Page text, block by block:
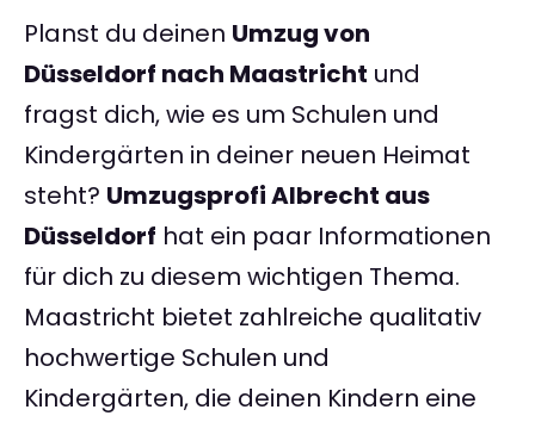
Planst du deinen Umzug von
Düsseldorf nach Maastricht und
fragst dich, wie es um Schulen und
Kindergärten in deiner neuen Heimat
steht? Umzugsprofi Albrecht aus
Düsseldorf hat ein paar Informationen
für dich zu diesem wichtigen Thema.
Maastricht bietet zahlreiche qualitativ
hochwertige Schulen und
Kindergärten, die deinen Kindern eine